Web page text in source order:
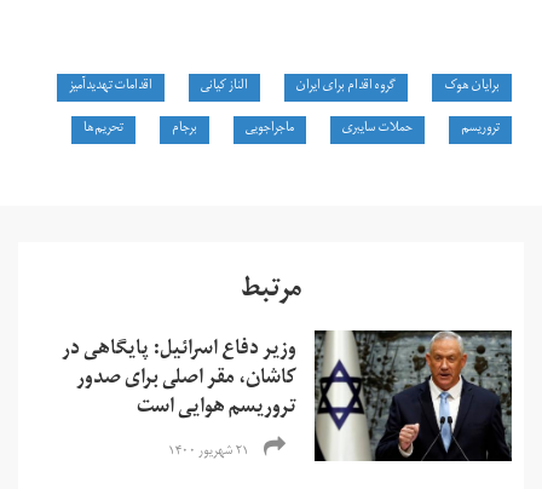
برایان هوک گروه اقدام برای ایران الناز کیانی
اقدامات تهدیدآمیز
تروریسم
حملات سایبری ماجراجویی برجام تحریم‌ها
مرتبط
وزیر دفاع اسرائیل: پایگاهی در
کاشان، مقر اصلی برای صدور
تروریسم هوایی است
۲۱ شهریور ۱۴۰۰